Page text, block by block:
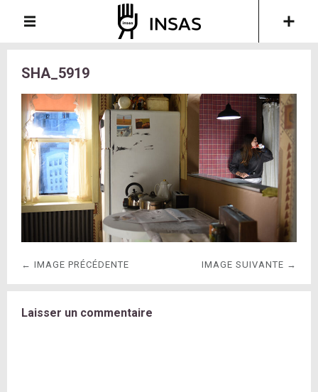
SHA_5919
← IMAGE PRÉCÉDENTE IMAGE SUIVANTE →
Laisser un commentaire